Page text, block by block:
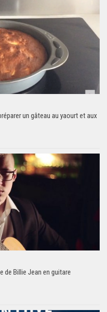
un gâteau au yaourt et aux
de Billie Jean en guitare